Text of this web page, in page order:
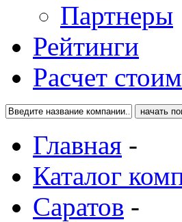
Партнеры
Рейтинги
Расчет
Главная -
Каталог
Саратов -